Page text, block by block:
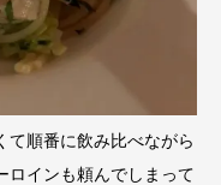
順番に飲み比べながら
ロインも頼んでしまって